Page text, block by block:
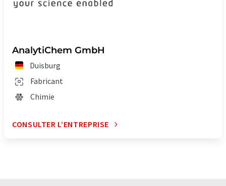
AnalytiChem GmbH
Duisburg
Fabricant
Chimie
CONSULTER L’ENTREPRISE